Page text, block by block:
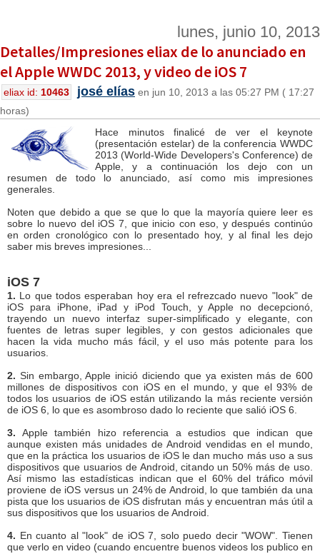
lunes, junio 10, 2013
Detalles/Impresiones eliax de lo anunciado en
el Apple WWDC 2013, y video de iOS 7
eliax id: 10463 josé elías en jun 10, 2013 a las 05:27 PM ( 17:27
horas)
Hace minutos finalicé de ver el keynote
(presentación estelar) de la conferencia WWDC
2013 (World-Wide Developers's Conference) de
Apple, y a continuación los dejo con un
resumen de todo lo anunciado, así como mis impresiones
generales.
Noten que debido a que se que lo que la mayoría quiere leer es
sobre lo nuevo del iOS 7, que inicio con eso, y después continúo
en orden cronológico con lo presentado hoy, y al final les dejo
saber mis breves impresiones...
iOS 7
1. Lo que todos esperaban hoy era el refrezcado nuevo "look" de
iOS para iPhone, iPad y iPod Touch, y Apple no decepcionó,
trayendo un nuevo interfaz super-simplificado y elegante, con
fuentes de letras super legibles, y con gestos adicionales que
hacen la vida mucho más fácil, y el uso más potente para los
usuarios.
2. Sin embargo, Apple inició diciendo que ya existen más de 600
millones de dispositivos con iOS en el mundo, y que el 93% de
todos los usuarios de iOS están utilizando la más reciente versión
de iOS 6, lo que es asombroso dado lo reciente que salió iOS 6.
3. Apple también hizo referencia a estudios que indican que
aunque existen más unidades de Android vendidas en el mundo,
que en la práctica los usuarios de iOS le dan mucho más uso a sus
dispositivos que usuarios de Android, citando un 50% más de uso.
Así mismo las estadísticas indican que el 60% del tráfico móvil
proviene de iOS versus un 24% de Android, lo que también da una
pista que los usuarios de iOS disfrutan más y encuentran más útil a
sus dispositivos que los usuarios de Android.
4. En cuanto al "look" de iOS 7, solo puedo decir "WOW". Tienen
que verlo en video (cuando encuentre buenos videos los publico en